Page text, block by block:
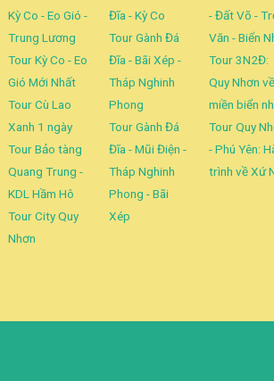
Kỳ Co - Eo Gió -
Trung Lương
Tour Kỳ Co - Eo
Gió Mới Nhất
Tour Cù Lao
Xanh 1 ngày
Tour Bảo tàng
Quang Trung -
KDL Hầm Hô
Tour City Quy
Nhơn
Đĩa - Kỳ Co
Tour Gành Đá
Đĩa - Bãi Xép -
Tháp Nghinh
Phong
Tour Gành Đá
Đĩa - Mũi Điện -
Tháp Nghinh
Phong - Bãi
Xép
- Đất Võ -
Văn - Biển
Tour 3N2Đ:
Quy Nhơn về
miền biển
Tour Quy
- Phú Yên:
trình về Xứ